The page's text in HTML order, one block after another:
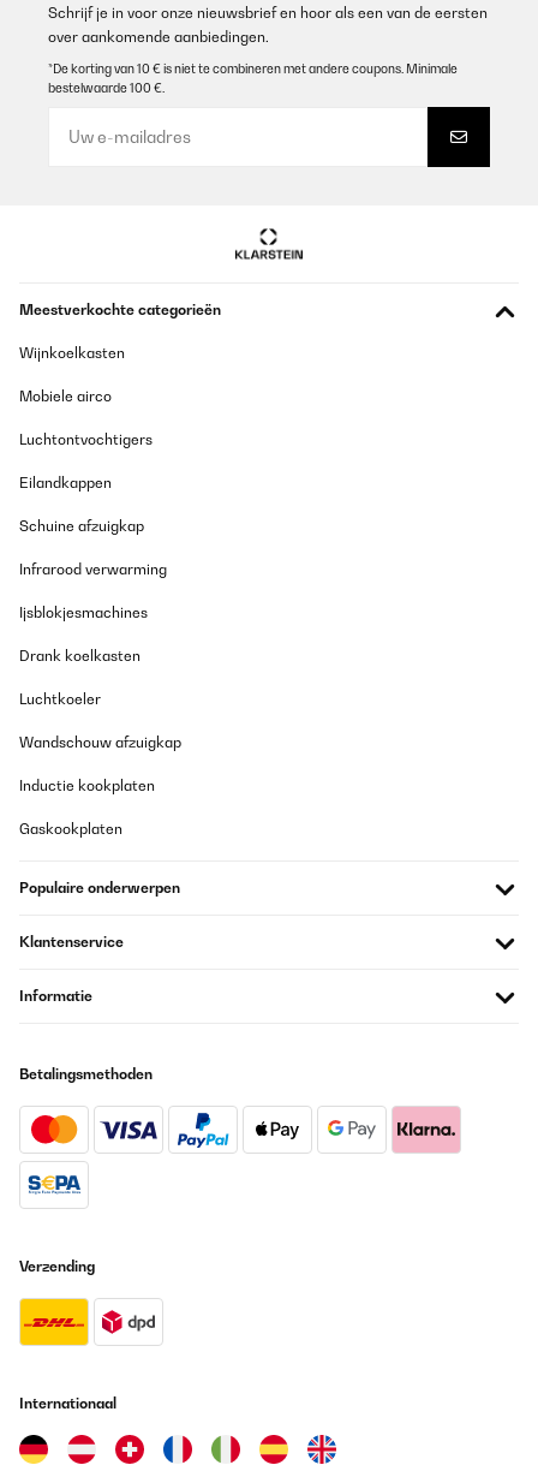
Vertaal
GECONTROLEERDE BEOORDELING
Sehr gut verarbeitet tut was es soll gefällt mir und meiner Frau
22/07/2022
Super vielen Dank für alles 2 Tage Lieferung. Optisch ein super
Sterne .
Amazon-Benutzer
Amazon user
Schrijf je in voor onze nieuwsbrief en hoor als een van de eersten
over aankomende aanbiedingen.
*De korting van 10 € is niet te combineren met andere coupons. Minimale
bestelwaarde 100 €.
Meestverkochte categorieën
Wijnkoelkasten
Mobiele airco
Luchtontvochtigers
Eilandkappen
Schuine afzuigkap
Infrarood verwarming
Ijsblokjesmachines
Drank koelkasten
Luchtkoeler
Wandschouw afzuigkap
Inductie kookplaten
Gaskookplaten
Populaire onderwerpen
Klantenservice
Informatie
Betalingsmethoden
Verzending
Internationaal